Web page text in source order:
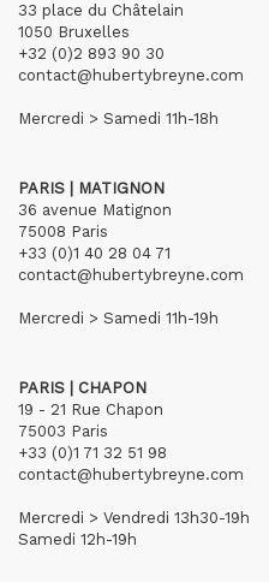
33 place du Châtelain
1050 Bruxelles
+32 (0)2 893 90 30
contact@hubertybreyne.com
Mercredi > Samedi 11h-18h
PARIS | MATIGNON
36 avenue Matignon
75008 Paris
+33 (0)1 40 28 04 71
contact@hubertybreyne.com
Mercredi > Samedi 11h-19h
PARIS | CHAPON
19 - 21 Rue Chapon
75003 Paris
+33 (0)1 71 32 51 98
contact@hubertybreyne.com
Mercredi > Vendredi 13h30-19h
Samedi 12h-19h